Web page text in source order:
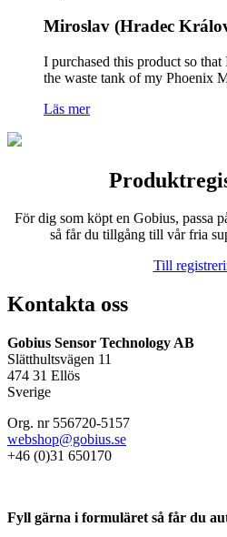
Miroslav (Hradec
I purchased this product so
the waste tank of my Phoenix
Läs mer
För dig som köpt en Gobius, passa
så får du tillgång till vår fria
Till
Kontakta oss
Gobius Sensor Technology AB
Slätthultsvägen 11
474 31 Ellös
Sverige
Org. nr 556720-5157
webshop@gobius.se
+46 (0)31 650170
Fyll gärna i formuläret så får du